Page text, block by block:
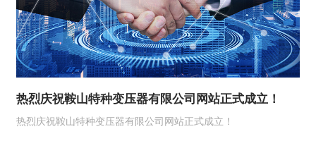
热烈庆祝鞍山特种变压器有限公司网站正式成立！
热烈庆祝鞍山特种变压器有限公司网站正式成立！